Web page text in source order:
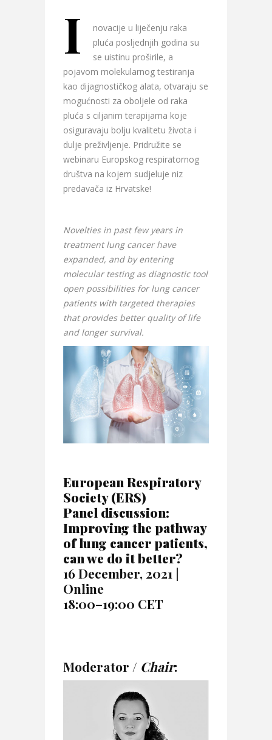
I
novacije u liječenju raka
pluća posljednjih godina su
se uistinu proširile, a
pojavom molekularnog testiranja
kao dijagnostičkog alata, otvaraju se
mogućnosti za oboljele od raka
pluća s ciljanim terapijama koje
osiguravaju bolju kvalitetu života i
dulje preživljenje. Pridružite se
webinaru Europskog respiratornog
društva na kojem sudjeluje niz
predavača iz Hrvatske!
Novelties in past few years in
treatment lung cancer have
expanded, and by entering
molecular testing as diagnostic tool
open possibilities for lung cancer
patients with targeted therapies
that provides better quality of life
and longer survival.
European Respiratory
Society (ERS)
Panel discussion:
Improving the pathway
of lung cancer patients,
can we do it better?
16 December, 2021 |
Online
18:00–19:00 CET
Moderator / Chair: